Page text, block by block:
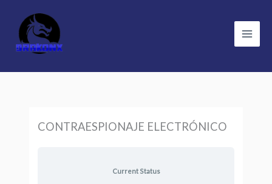
content
CONTRAESPIONAJE ELECTRÓNICO
Current Status